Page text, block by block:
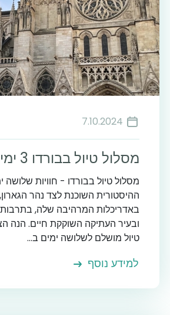
7.10.2024
מסלול טיול בבורדו 3 ימים
מסלול טיול בבורדו - חוויות שלושה
ההיסטורית השוכנת לצד נהר
באדריכלות המרהיבה שלה,
ובעיר העתיקה השוקקת חיים. הנה
טיול מושלם לשלושה ימים ב...
למידע נוסף